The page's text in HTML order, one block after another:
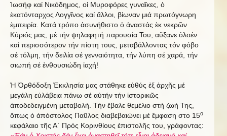
Ἰωσήφ καί Νικόδημος, οἱ Μυροφόρες γυναῖκες, ὁ
ἑκατόνταρχος Λογγῖνος καί ἄλλοι, βίωναν μιά πρωτόγνωρη
ἐμπειρία. Κατά τρόπο ἀσυνήθιστο ὁ ἀναστάς ἐκ νεκρῶν
Κύριός μας, μέ τήν ψηλαφητή παρουσία Του, αὔξανε ὁλοέν
καί περισσότερον τήν πίστη τους, μεταβάλλοντας τόν φόβο
σέ τόλμη, τήν δειλία σέ γενναιότητα, τήν λύπη σέ χαρά, τήν
σιωπή σέ ἐνθουσιώδη ἰαχή!
Ἡ Ὀρθόδοξη Ἐκκλησία μας στάθηκε εὐθύς ἐξ ἀρχῆς μέ
μεγάλη εὐλάβεια πάνω σέ αὐτήν τήν ἱστορικῶς
ἀποδεδειγμένη μεταβολή. Τήν ἔβαλε θεμέλιο στή ζωή Της,
ὅπως ὁ ἀπόστολος Παῦλος διαβεβαιώνει μέ ἔμφαση στο 15ο
κεφάλαιο τῆς Α΄ Πρός Κορινθίους ἐπιστολῆς του, γράφοντας: